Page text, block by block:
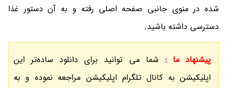
شده در منوی جانبی صفحه اصلی رفته و به آن دستور غذا
دسترسی داشته باشید.
پیشنهاد ما : شما می توانید برای دانلود ساده‌تر این
اپلیکیشن به کانال تلگرام اپلیکیشن مراجعه نموده و به